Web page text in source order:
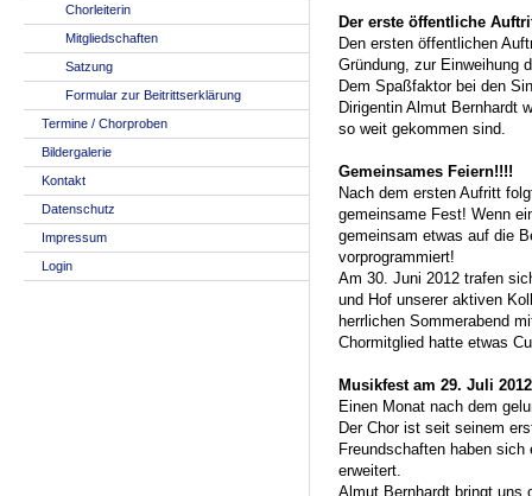
Chorleiterin
Mitgliedschaften
Satzung
Formular zur Beitrittserklärung
Termine / Chorproben
Bildergalerie
Kontakt
Datenschutz
Impressum
Login
Der erste öffentliche
Den ersten öffentlichen
Gründung, zur Einweihung
Dem Spaßfaktor bei den
Dirigentin Almut Bernhardt
so weit gekommen sind.
Gemeinsames Feiern!!!!
Nach dem ersten Aufritt
gemeinsame Fest! Wenn
gemeinsam etwas auf die
vorprogrammiert!
Am 30. Juni 2012 trafen
und Hof unserer aktiven
herrlichen Sommerabend
Chormitglied hatte etwas
Musikfest am 29. Juli 2012
Einen Monat nach dem
Der Chor ist seit seinem
Freundschaften haben
erweitert.
Almut Bernhardt bringt uns